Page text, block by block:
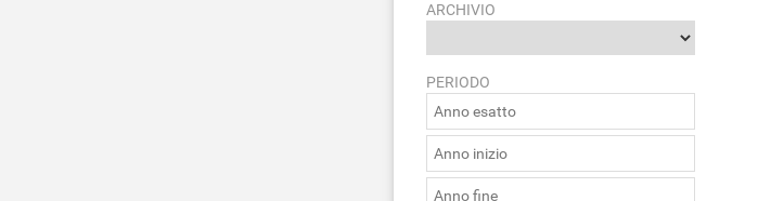
ARCHIVIO
PERIODO